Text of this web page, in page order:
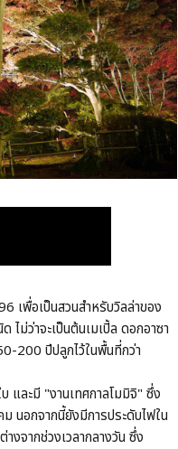
เพื่อเป็นสวนสำหรับวิลล่าของ
ม่ว่าจะเป็นต้นเมเปิ้ล ดอกอาซา
200 ปีปลูกไว้ในพื้นที่กว่า
และมี "งานเทศกาลโมมิจิ" ซึ่ง
นอกจากนี้ยังมีการประดับไฟใน
งจากช่วงเวลากลางวัน ซึ่ง